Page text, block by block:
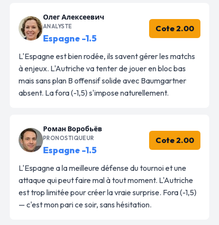
Олег Алексеевич
ANALYSTE
Espagne -1.5
Cote 2.00
L'Espagne est bien rodée, ils savent gérer les matchs
à enjeux. L'Autriche va tenter de jouer en bloc bas
mais sans plan B offensif solide avec Baumgartner
absent. La fora (-1,5) s'impose naturellement.
Роман Воробьёв
PRONOSTIQUEUR
Espagne -1.5
Cote 2.00
L'Espagne a la meilleure défense du tournoi et une
attaque qui peut faire mal à tout moment. L'Autriche
est trop limitée pour créer la vraie surprise. Fora (-1,5)
— c'est mon pari ce soir, sans hésitation.